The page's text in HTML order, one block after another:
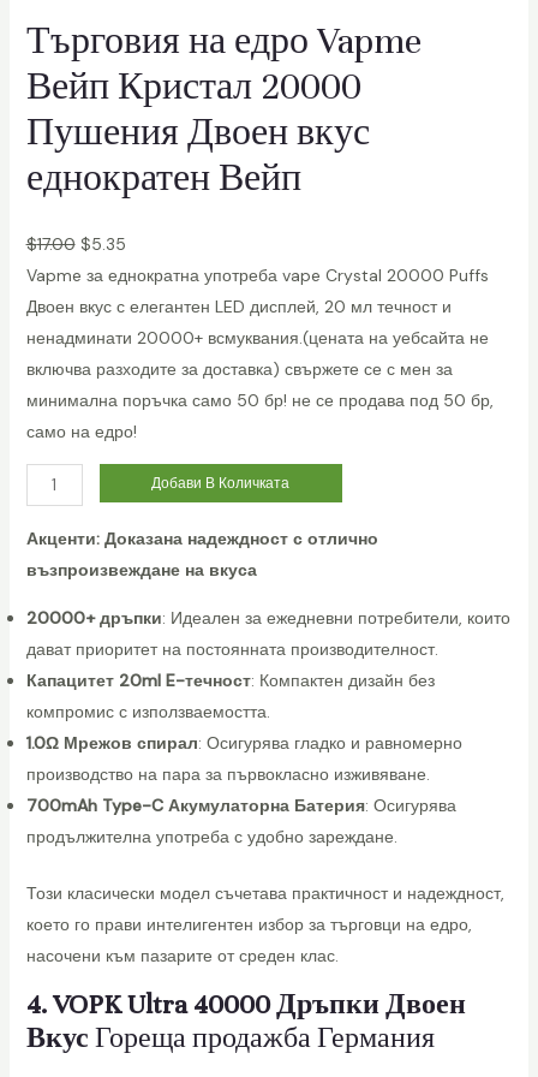
ч
е
т
в
о
Търговия на едро Vapme
Вейп Кристал 20000
Пушения Двоен вкус
еднократен Вейп
$17.00 $5.35
Vapme за еднократна употреба vape Crystal 20000 Puffs
Двоен вкус с елегантен LED дисплей, 20 мл течност и
ненадминати 20000+ всмуквания.(цената на уебсайта не
включва разходите за доставка) свържете се с мен за
минимална поръчка само 50 бр! не се продава под 50 бр,
само на едро!
h
o
l
a
m
e
e
C
Добави В Количката
Акценти: Доказана надеждност с отлично
възпроизвеждане на вкуса
20000+ дръпки: Идеален за ежедневни потребители, които
дават приоритет на постоянната производителност.
Капацитет 20ml E-течност: Компактен дизайн без
компромис с използваемостта.
1.0Ω Мрежов спирал: Осигурява гладко и равномерно
производство на пара за първокласно изживяване.
700mAh Type-C Акумулаторна Батерия: Осигурява
продължителна употреба с удобно зареждане.
Този класически модел съчетава практичност и надеждност,
което го прави интелигентен избор за търговци на едро,
насочени към пазарите от среден клас.
4. VOPK Ultra 40000 Дръпки Двоен
Вкус Гореща продажба Германия